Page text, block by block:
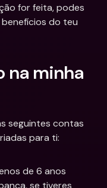
for feita, podes
do teu
na minha
seguintes contas
para ti:
de 6 anos
se tiveres